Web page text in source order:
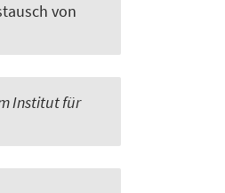
von
Institut für